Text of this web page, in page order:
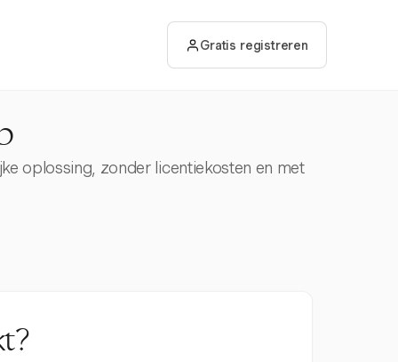
Gratis registreren
oplossing, zonder licentiekosten en met